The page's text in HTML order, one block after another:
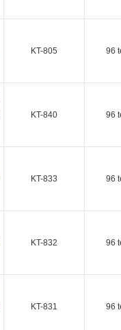
KT-805 96
KT-840 96
KT-833 96
KT-832 96
KT-831 96